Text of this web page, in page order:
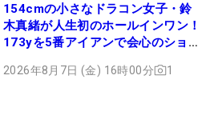
154cmの小さなドラコン女子・鈴
木真緒が人生初のホールインワン！
173yを5番アイアンで会心のショッ
2026年8月7日 (金) 16時00分 1